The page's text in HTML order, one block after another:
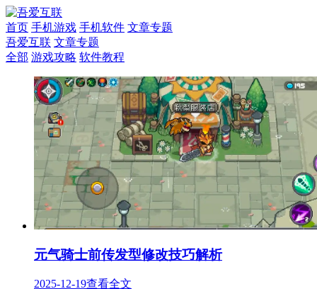
首页 手机游戏 手机软件 文章专题
吾爱互联 文章专题
全部 游戏攻略 软件教程
元气骑士前传发型修改技巧解析
2025-12-19查看全文